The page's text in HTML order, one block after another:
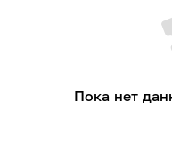
Пока нет